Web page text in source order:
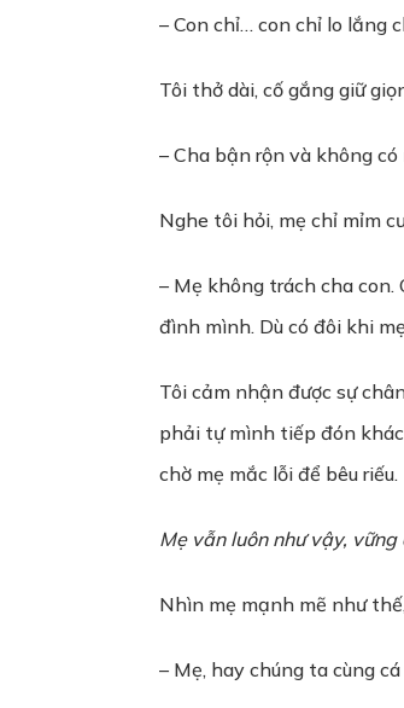
– Con chỉ… con chỉ lo lắng
Tôi thở dài, cố gắng giữ
– Cha bận rộn và không
Nghe tôi hỏi, mẹ chỉ mỉm
– Mẹ không trách cha
đình mình. Dù có đôi khi
Tôi cảm nhận được sự
phải tự mình tiếp đón
chờ mẹ mắc lỗi để bêu riếu.
Mẹ vẫn luôn như vậy,
Nhìn mẹ mạnh mẽ như
– Mẹ, hay chúng ta cùng